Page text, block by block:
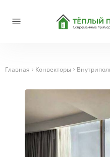
Главная Конвекторы